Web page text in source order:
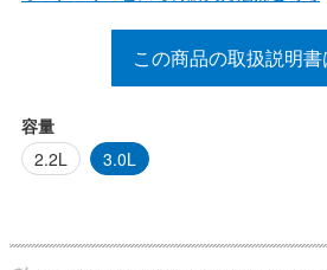
この商品の取扱説明
容量
2.2L
3.0L